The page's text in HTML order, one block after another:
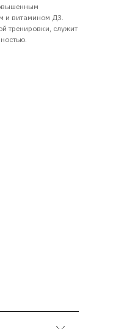
и витамином Д3.
тренировки, служит